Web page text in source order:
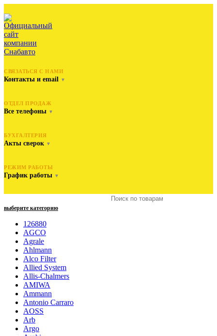
СВЯЗАТЬСЯ С НАМИ
Контакты и email ▼
ОТДЕЛ ПРОДАЖ
Все телефоны ▼
БУХГАЛТЕРИЯ
Акты сверок ▼
РЕЖИМ РАБОТЫ
График работы ▼
выберите категорию
126880
AGCO
Agrale
Ahlmann
Alco Filter
Allied System
Allis-Chalmers
AMIWA
Ammann
Antonio Carraro
AOSS
Arb
Argo